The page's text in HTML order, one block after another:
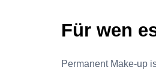
Für wen
Permanent Make-up